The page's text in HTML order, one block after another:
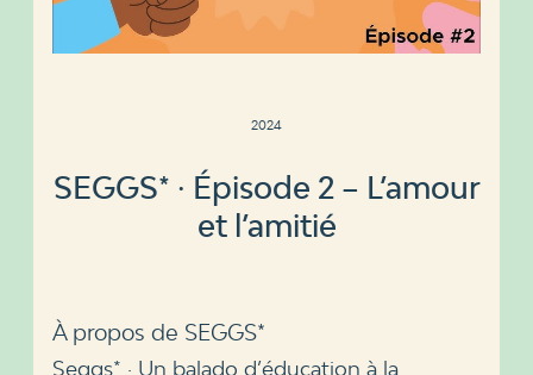
2024
SEGGS* ⸱ Épisode 2 – L’amour
et l’amitié
À propos de SEGGS*
Seggs* · Un balado d’éducation à la